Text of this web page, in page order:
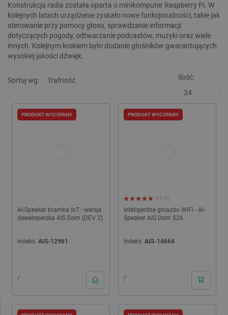
Konstrukcja radia została oparta o minikomputer Raspberry Pi. W
kolejnych latach urządzenie zyskało nowe funkcjonalności, takie jak
sterowanie przy pomocy głosu, sprawdzanie informacji
dotyczących pogody, odtwarzanie podcastów, muzyki oraz wiele
innych. Kolejnym krokiem było dodanie głośników gwarantujących
wysokiej jakości dźwięk.
Sortuj wg: Ilość:
AI-Speaker bramka IoT - wersja
deweloperska AIS Dom (DEV 2)
Indeks: AIS-12961
PRODUKT WYCOFANY
Inteligentne gniazdo WiFi - AI-
Speaker AIS Dom S26
5.0 (1)
Indeks: AIS-14664
PRODUKT WYCOFANY